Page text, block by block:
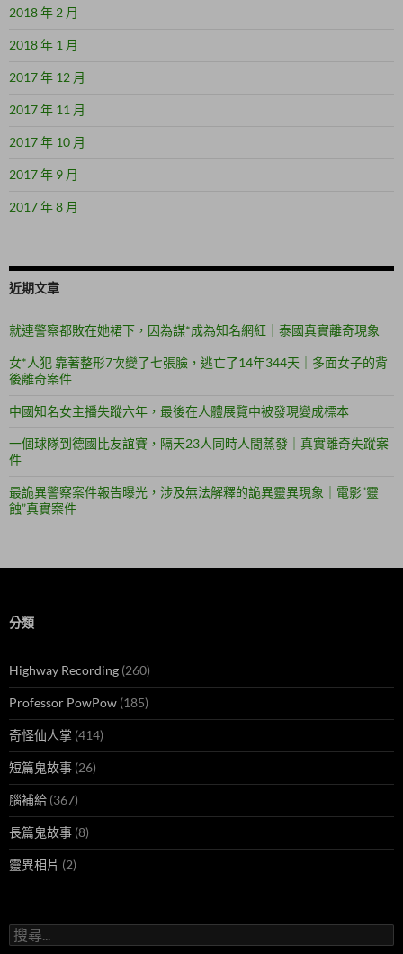
2018 年 2 月
2018 年 1 月
2017 年 12 月
2017 年 11 月
2017 年 10 月
2017 年 9 月
2017 年 8 月
近期文章
就連警察都敗在她裙下，因為謀*成為知名網紅｜泰國真實離奇現象
女*人犯 靠著整形7次變了七張臉，逃亡了14年344天｜多面女子的背
後離奇案件
中國知名女主播失蹤六年，最後在人體展覽中被發現變成標本
一個球隊到德國比友誼賽，隔天23人同時人間蒸發｜真實離奇失蹤案
件
最詭異警察案件報告曝光，涉及無法解釋的詭異靈異現象｜電影”靈
蝕”真實案件
分類
Highway Recording (260)
Professor PowPow (185)
奇怪仙人掌 (414)
短篇鬼故事 (26)
腦補給 (367)
長篇鬼故事 (8)
靈異相片 (2)
搜
尋